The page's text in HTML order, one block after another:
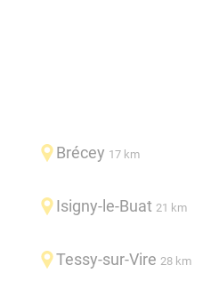
Brécey 17 km
Isigny-le-Buat 21 km
Tessy-sur-Vire 28 km